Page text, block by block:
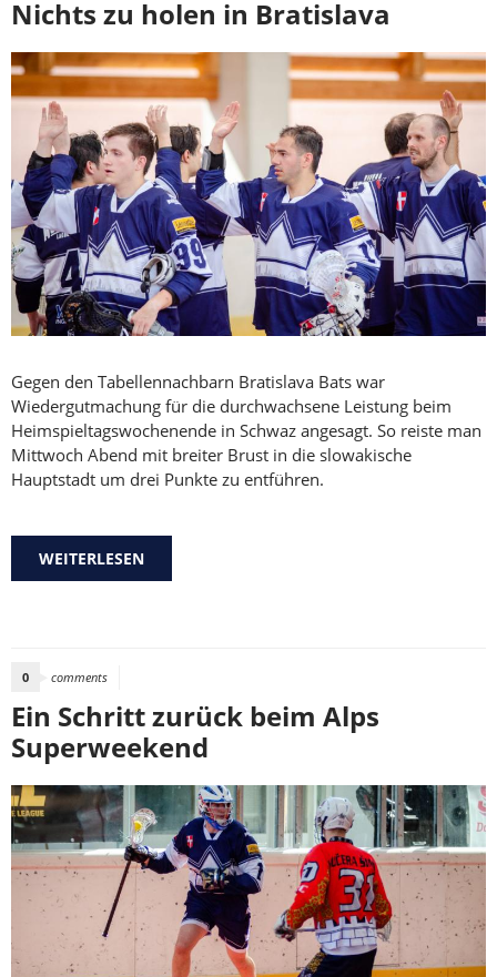
Nichts zu holen in Bratislava
Gegen den Tabellennachbarn Bratislava Bats war
Wiedergutmachung für die durchwachsene Leistung beim
Heimspieltagswochenende in Schwaz angesagt. So reiste man
Mittwoch Abend mit breiter Brust in die slowakische
Hauptstadt um drei Punkte zu entführen.
WEITERLESEN
0 comments
Ein Schritt zurück beim Alps
Superweekend